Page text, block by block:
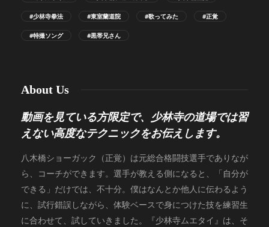
#少林寺拳法 #東室蘭道院 #歌ってみた #正覚
#特撮ソング #黒帯兄さん
About Us
動画を見ている方限定で、少林寺の道場では習
えない高度なテクニックをお伝えします。
八木橋ショーガック（正覚）は元総合格闘技選手でありなが
ら、コーチができます。選手が教える側になると、「自分が
できる」だけでは、不十分。僕はなんとか他人に伝わるよう
に、試行錯誤しながら、体験ベースで身につけた技を練習生
に合わせて、試していきました。『少林寺ムエタイ』は、そ